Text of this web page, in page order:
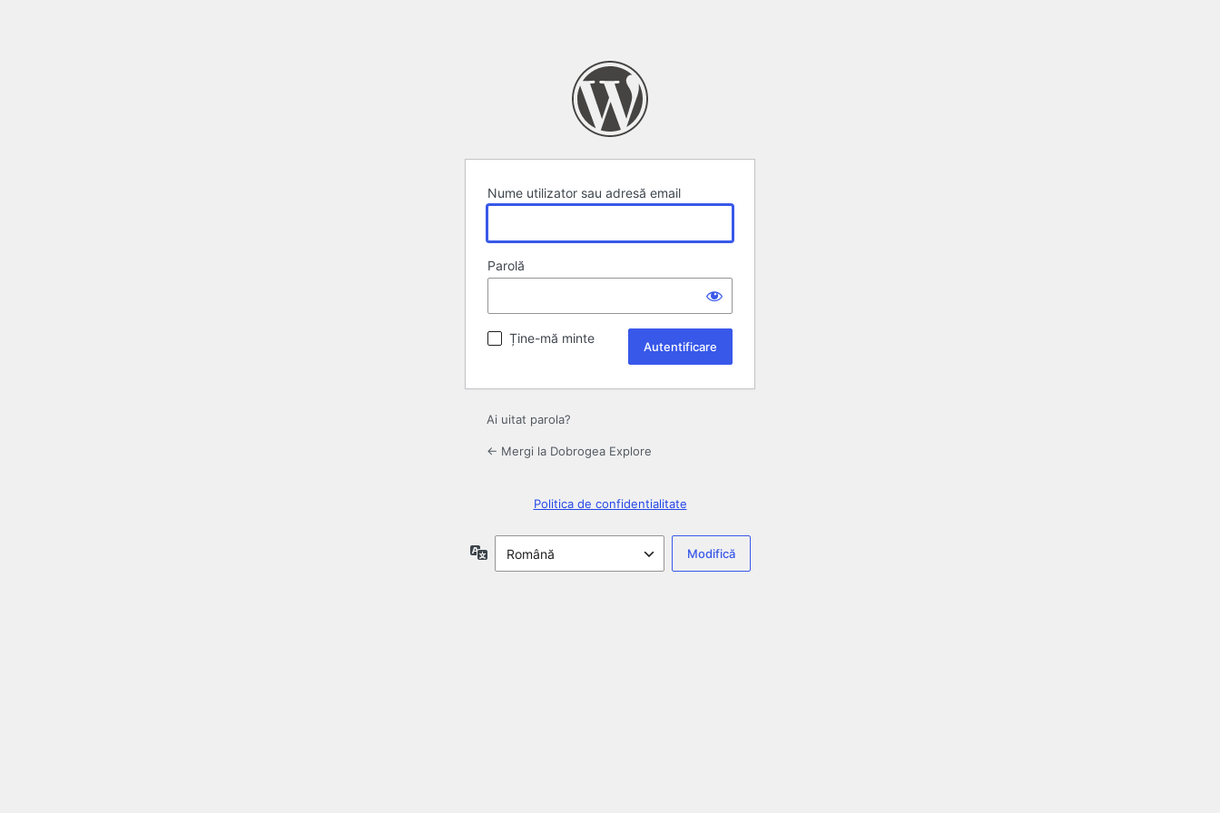
Nume utilizator sau adresă email
Parolă
Ține-mă minte
Ai uitat parola?
← Mergi la Dobrogea Explore
Politica de confidentialitate
Limbă